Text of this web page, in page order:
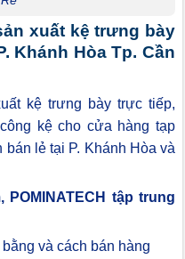
xuất kệ trưng bày
Khánh Hòa Tp. Cần
kệ trưng bày trực tiếp,
kệ cho cửa hàng tạp
bán lẻ tại P. Khánh Hòa và
tập trung
và cách bán hàng